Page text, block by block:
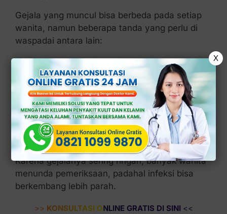
Gejala yang muncul bisa berbeda pada setiap
wanita, namun beberapa tanda yang perlu di
waspadai antara lain:
Keputihan berwarna putih keabu-abuan
atau kekuningan.
Bau tidak sedap, terutama setelah
berhubungan intim.
Gatal atau perih di area vagina.
Rasa tidak nyaman saat kencing.
Nyeri ringan di area panggul.
Karena gejalanya sering ringan, banyak wanita
menunda pemeriksaan, padahal infeksi bisa
berkembang lebih parah.
>> KONSULTASI ONLINE GRATIS DI SINI <<
X